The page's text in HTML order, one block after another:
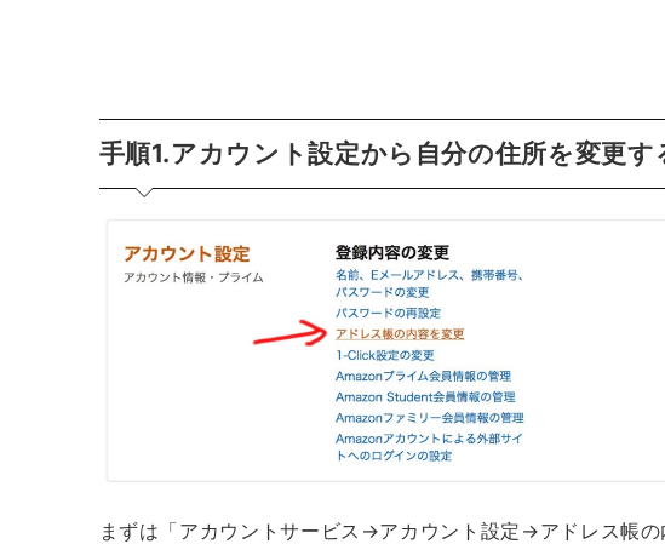
手順1.アカウント設定から自分の住所を変更す
まずは「アカウントサービス→アカウント設定→アドレス帳の